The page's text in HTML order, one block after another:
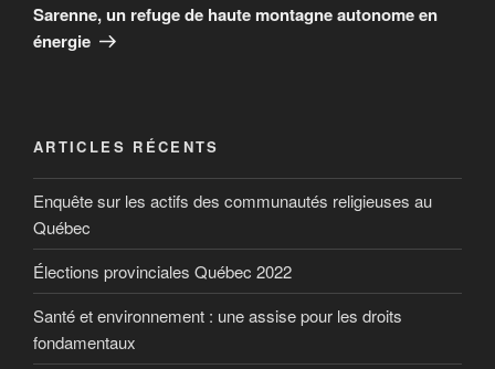
Sarenne, un refuge de haute montagne autonome en
énergie
ARTICLES RÉCENTS
Enquête sur les actifs des communautés religieuses au
Québec
Élections provinciales Québec 2022
Santé et environnement : une assise pour les droits
fondamentaux